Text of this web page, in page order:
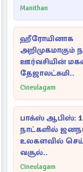
பள்ளம்!
Manithan
ஹீரோயினாக
அறிமுகமாகும்
ஊர்வசியின்
தேஜாலட்சுமி..
Cineulagam
பாக்ஸ் ஆபிஸ்:
நாட்களில்
உலகளவில்
வசூல்..
Cineulagam